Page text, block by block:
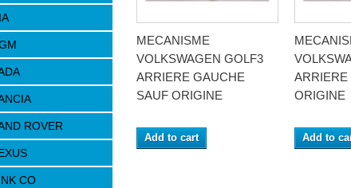
ROVER
CO
MECANISME
VOLKSWAGEN GOLF3
ARRIERE GAUCHE
SAUF ORIGINE
Add to cart
ARRIERE
ORIGINE
Add to